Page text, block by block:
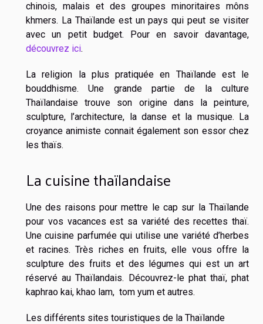
chinois, malais et des groupes minoritaires môns
khmers. La Thaïlande est un pays qui peut se visiter
avec un petit budget. Pour en savoir davantage,
découvrez ici.
La religion la plus pratiquée en Thaïlande est le
bouddhisme. Une grande partie de la culture
Thaïlandaise trouve son origine dans la peinture,
sculpture, l’architecture, la danse et la musique. La
croyance animiste connait également son essor chez
les thaïs.
La cuisine thaïlandaise
Une des raisons pour mettre le cap sur la Thaïlande
pour vos vacances est sa variété des recettes thaï.
Une cuisine parfumée qui utilise une variété d’herbes
et racines. Très riches en fruits, elle vous offre la
sculpture des fruits et des légumes qui est un art
réservé au Thaïlandais. Découvrez-le phat thaï, phat
kaphrao kai, khao lam, tom yum et autres.
Les différents sites touristiques de la Thaïlande